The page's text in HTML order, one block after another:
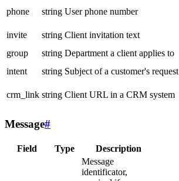
phone
string User phone number
invite
string Client invitation text
group
string Department a client applies to
intent
string Subject of a customer's request
crm_link string Client URL in a CRM system
Message#
Field Type Description
Message
identificator,